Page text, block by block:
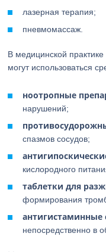
лазерная терапия;
пневмомассаж.
В медицинской
могут использоваться
ноотропные
нарушений;
спазмов сосудов;
кислородного
таблетки для
формирования
антигистаминные
непосредственно в